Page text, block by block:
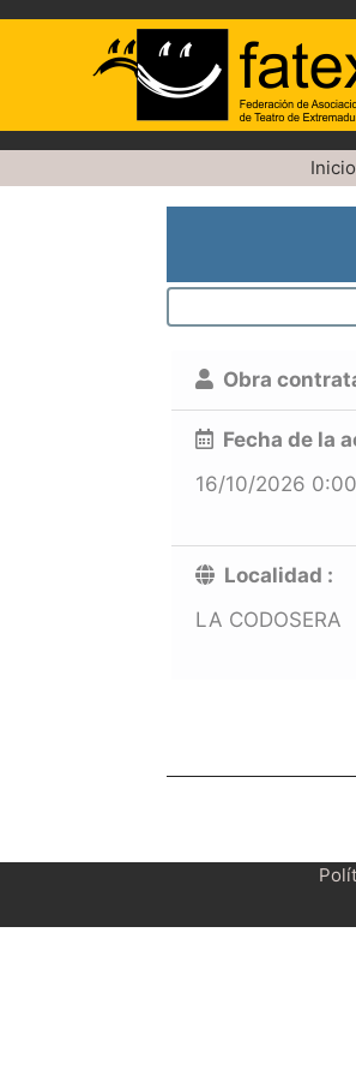
al
Inicio
Obra
Fecha de la
16/10/2026 0:00
Localidad :
LA CODOSERA